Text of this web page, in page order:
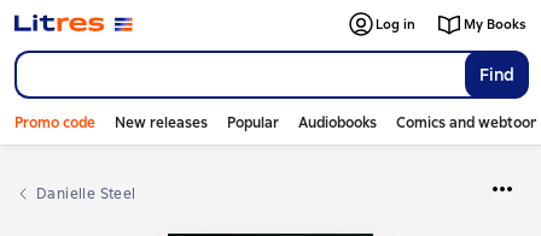
Find
Log in My Books
Promo code New releases Popular Audiobooks Comics and
Danielle Steel